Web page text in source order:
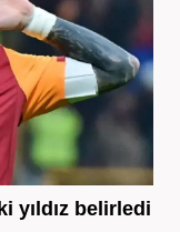
yıldız belirledi